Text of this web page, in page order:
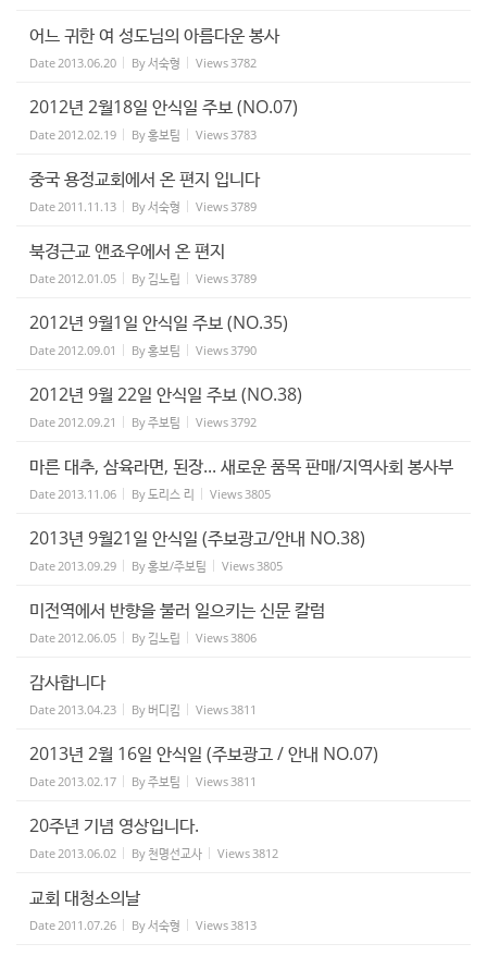
어느 귀한 여 성도님의 아름다운 봉사
Date2013.06.20 By서숙형 Views3782
2012년 2월18일 안식일 주보 (NO.07)
Date2012.02.19 By홍보팀 Views3783
중국 용정교회에서 온 편지 입니다
Date2011.11.13 By서숙형 Views3789
북경근교 앤죠우에서 온 편지
Date2012.01.05 By 김노립 Views3789
2012년 9월1일 안식일 주보 (NO.35)
Date2012.09.01 By홍보팀 Views3790
2012년 9월 22일 안식일 주보 (NO.38)
Date2012.09.21 By주보팀 Views3792
마른 대추, 삼육라면, 된장... 새로운 품목 판매/지역사회 봉사부
Date2013.11.06 By도리스 리 Views3805
2013년 9월21일 안식일 (주보광고/안내 NO.38)
Date2013.09.29 By홍보/주보팀 Views3805
미전역에서 반향을 불러 일으키는 신문 칼럼
Date2012.06.05 By 김노립 Views3806
감사합니다
Date2013.04.23 By 버디킴 Views3811
2013년 2월 16일 안식일 (주보광고 / 안내 NO.07)
Date2013.02.17 By주보팀 Views3811
20주년 기념 영상입니다.
Date2013.06.02 By 천명선교사 Views3812
교회 대청소의날
Date2011.07.26 By서숙형 Views3813